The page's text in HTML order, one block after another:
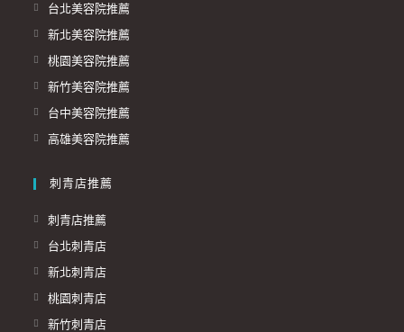
台北美容院推薦
新北美容院推薦
桃園美容院推薦
新竹美容院推薦
台中美容院推薦
高雄美容院推薦
刺青店推薦
刺青店推薦
台北刺青店
新北刺青店
桃園刺青店
新竹刺青店